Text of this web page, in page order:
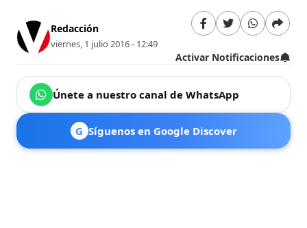
Redacción
viernes, 1 julio 2016 - 12:49
Activar Notificaciones
Únete a nuestro canal de WhatsApp
G Síguenos en Google Discover